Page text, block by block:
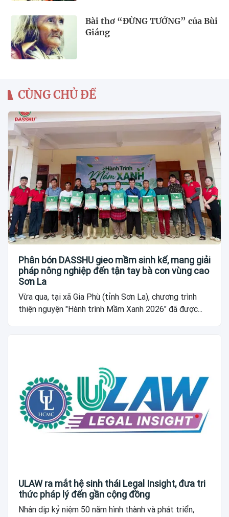
Bài thơ “ĐỪNG TƯỞNG” của Bùi
Giáng
CÙNG CHỦ ĐỀ
Phân bón DASSHU gieo mầm sinh kế, mang giải
pháp nông nghiệp đến tận tay bà con vùng cao
Sơn La
Vừa qua, tại xã Gia Phù (tỉnh Sơn La), chương trình
thiện nguyện "Hành trình Mầm Xanh 2026" đã được...
ULAW ra mắt hệ sinh thái Legal Insight, đưa tri
thức pháp lý đến gần cộng đồng
Nhân dịp kỷ niệm 50 năm hình thành và phát triển,